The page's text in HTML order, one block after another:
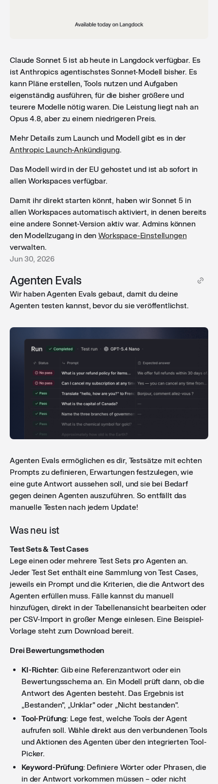
Claude Sonnet 5 ist ab heute in Langdock verfügbar. Es
ist Anthropics agentischstes Sonnet-Modell bisher. Es
kann Pläne erstellen, Tools nutzen und Aufgaben
eigenständig ausführen, für die bisher größere und
teurere Modelle nötig waren. Die Leistung liegt nah an
Opus 4.8, aber zu einem niedrigeren Preis.
Mehr Details zum Launch und Modell gibt es in der
Anthropic Launch-Ankündigung.
Das Modell wird in der EU gehostet und ist ab sofort in
allen Workspaces verfügbar.
Damit ihr direkt starten könnt, haben wir Sonnet 5 in
allen Workspaces automatisch aktiviert, in denen bereits
eine andere Sonnet-Version aktiv war. Admins können
den Modellzugang in denWorkspace-Einstellungen
verwalten.
Jun 30, 2026
Agenten Evals
Wir haben Agenten Evals gebaut, damit du deine
Agenten testen kannst, bevor du sie veröffentlichst.
Agenten Evals ermöglichen es dir, Testsätze mit echten
Prompts zu definieren, Erwartungen festzulegen, wie
eine gute Antwort aussehen soll, und sie bei Bedarf
gegen deinen Agenten auszuführen. So entfällt das
manuelle Testen nach jedem Update!
Was neu ist
Test Sets & Test Cases
Lege einen oder mehrere Test Sets pro Agenten an.
Jeder Test Set enthält eine Sammlung von Test Cases,
jeweils ein Prompt und die Kriterien, die die Antwort des
Agenten erfüllen muss. Fälle kannst du manuell
hinzufügen, direkt in der Tabellenansicht bearbeiten oder
per CSV-Import in großer Menge einlesen. Eine Beispiel-
Vorlage steht zum Download bereit.
Drei Bewertungsmethoden
KI-Richter: Gib eine Referenzantwort oder ein
Bewertungsschema an. Ein Modell prüft dann, ob die
Antwort des Agenten besteht. Das Ergebnis ist
„Bestanden", „Unklar" oder „Nicht bestanden".
Tool-Prüfung: Lege fest, welche Tools der Agent
aufrufen soll. Wähle direkt aus den verbundenen Tools
und Aktionen des Agenten über den integrierten Tool-
Picker.
Keyword-Prüfung: Definiere Wörter oder Phrasen, die
in der Antwort vorkommen müssen – oder nicht